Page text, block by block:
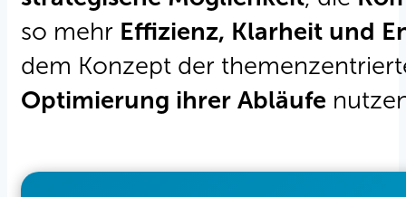
so mehr Effizienz, Klarheit und
dem Konzept der
Optimierung ihrer Abläufe